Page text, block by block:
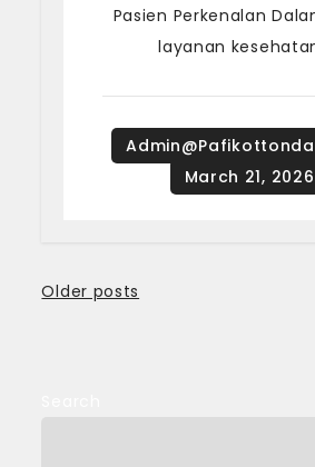
Pasien Perkenalan
layanan
Posts
Older posts